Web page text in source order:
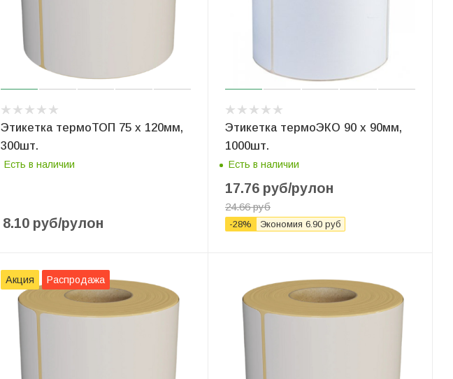
Этикетка термоТОП 75 x 120мм,
300шт.
Есть в наличии
8.10 руб/рулон
Этикетка термоЭКО 90 x 90мм,
1000шт.
Есть в наличии
17.76 руб/рулон
24.66руб
-28% Экономия 6.90 руб
Акция Распродажа